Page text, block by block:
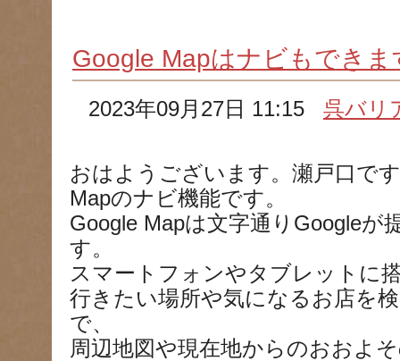
Google Mapはナビもできま
2023年09月27日 11:15呉バリ
おはようございます。瀬戸口で
Mapのナビ機能です。
Google Mapは文字通りGoogleが
す。
スマートフォンやタブレットに
行きたい場所や気になるお店を
で、
周辺地図や現在地からのおおよ